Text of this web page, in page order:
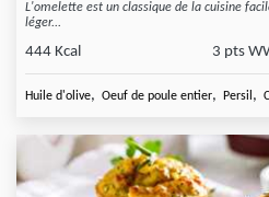
L'omelette est un classique de la cuisine
léger...
444 Kcal 3 pts
Huile d'olive, Oeuf de poule entier, Persil ,